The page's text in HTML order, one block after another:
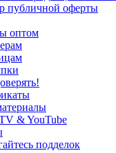
публичной оферты
оптом
& YouTube
подделок